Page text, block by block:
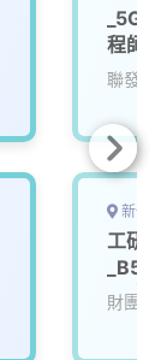
_5G
程師
聯發科
新竹
工研
開發
財團法